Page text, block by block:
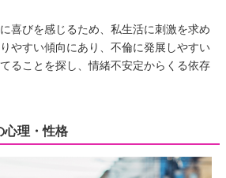
喜びを感じるため、私生活に刺激を求め
やすい傾向にあり、不倫に発展しやすい
ることを探し、情緒不安定からくる依存
心理・性格